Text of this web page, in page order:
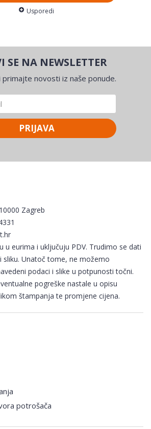
Usporedi
SE NA NEWSLETTER
novosti iz naše ponude.
PRIJAVA
Zagreb
u eurima i uključuju PDV. Trudimo se dati
Unatoč tome, ne možemo
podaci i slike u potpunosti točni.
pogreške nastale u opisu
štampanja te promjene cijena.
potrošača